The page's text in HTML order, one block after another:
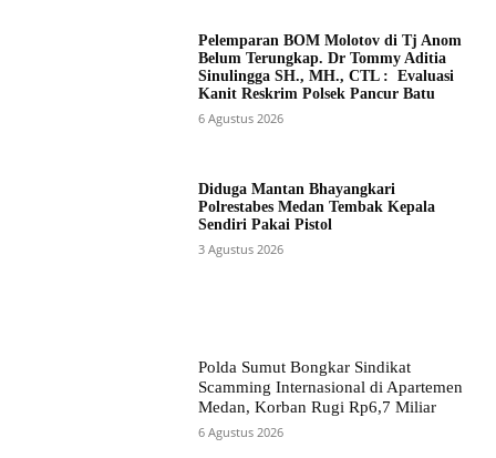
Pelemparan BOM Molotov di Tj Anom
Belum Terungkap. Dr Tommy Aditia
Sinulingga SH., MH., CTL : Evaluasi
Kanit Reskrim Polsek Pancur Batu
6 Agustus 2026
Diduga Mantan Bhayangkari
Polrestabes Medan Tembak Kepala
Sendiri Pakai Pistol
3 Agustus 2026
Polda Sumut Bongkar Sindikat
Scamming Internasional di Apartemen
Medan, Korban Rugi Rp6,7 Miliar
6 Agustus 2026